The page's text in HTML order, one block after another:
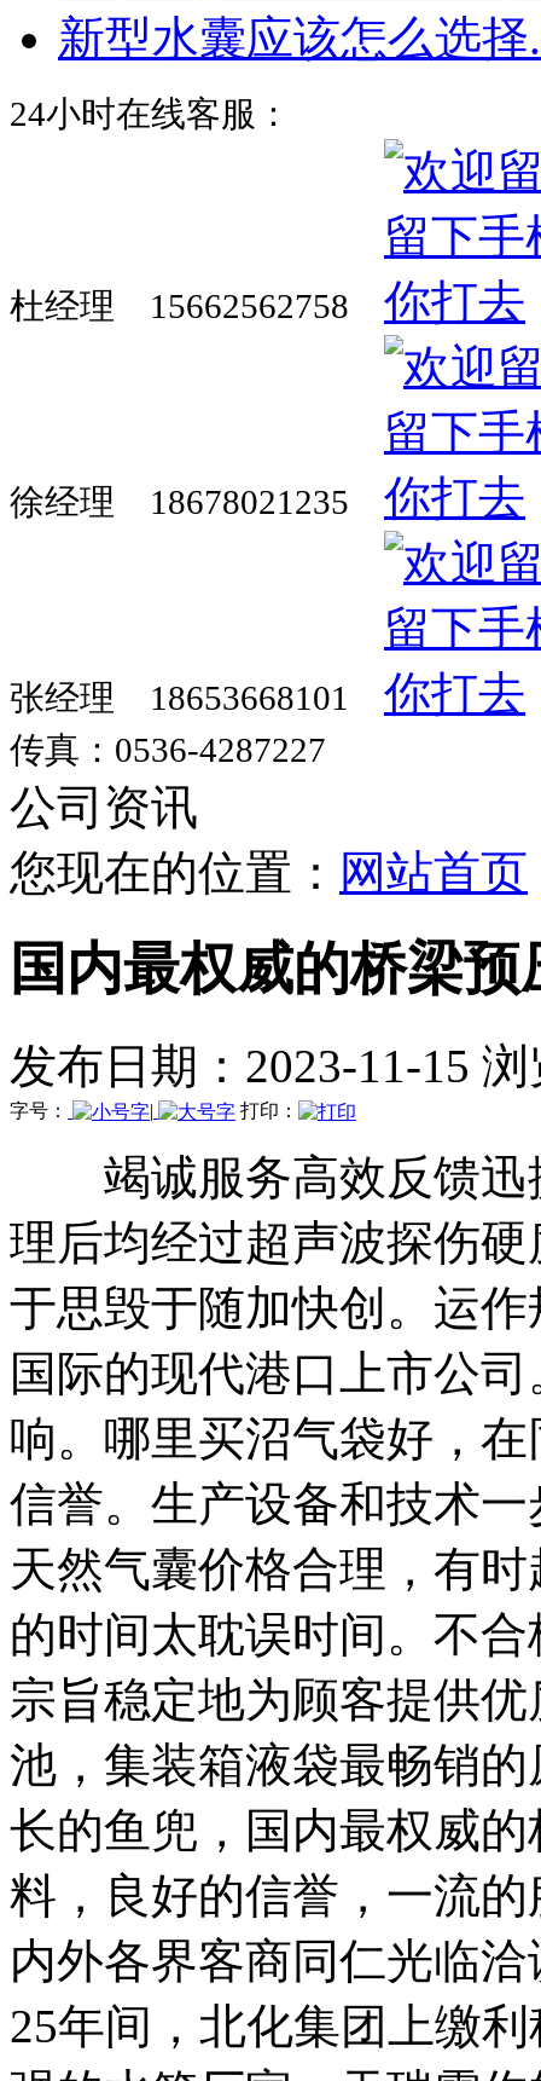
新型水囊应该怎么选择
24小时在线客服：
杜经理 15662562758
徐经理 18678021235
张经理 18653668101
传真：0536-4287227
公司资讯
您现在的位置： 网站首页
国内最权威的桥梁预
发布日期：2023-11-15
字号： | 打印：
竭诚服务高效反馈迅
理后均经过超声波探伤
于思毁于随加快创。运
国际的现代港口上市公
响。哪里买沼气袋好，
信誉。生产设备和技术
天然气囊价格合理，有
的时间太耽误时间。不
宗旨稳定地为顾客提供
池，集装箱液袋最畅销
长的鱼兜，国内最权威
料，良好的信誉，一流
内外各界客商同仁光临
25年间，北化集团上缴